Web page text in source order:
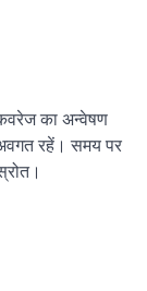
का अन्वेषण
रहें। समय पर